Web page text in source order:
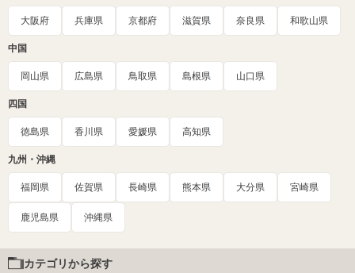
大阪府 兵庫県 京都府 滋賀県 奈良県 和歌山県
中国
岡山県 広島県 鳥取県 島根県 山口県
四国
徳島県 香川県 愛媛県 高知県
九州・沖縄
福岡県 佐賀県 長崎県 熊本県 大分県 宮崎県
鹿児島県 沖縄県
カテゴリから探す